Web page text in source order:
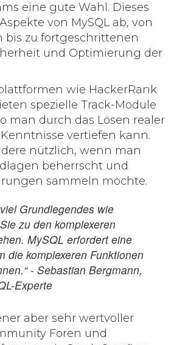
eine gute Wahl. Dieses
von MySQL ab, von
bis zu fortgeschrittenen
und Optimierung der
wie HackerRank
spezielle Track-Module
man durch das Lösen realer
vertiefen kann.
nützlich, wenn man
beherrscht und
sammeln möchte.
Grundlegendes wie
zu den komplexeren
MySQL erfordert eine
die komplexeren Funktionen
- Sebastian Bergmann,
Experte
aber sehr wertvoller
Foren und